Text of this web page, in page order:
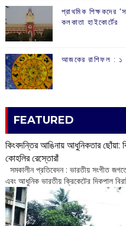
প্রাথমিক শিক্ষকদের
কলকাতা হাইকোর্টের
আজকের রাশিফল :‌
FEATURED
কিংবদন্তির আঙিনায় আধুনিকতার ছোঁয়া:
কোহলির রেস্তোরাঁ
সমকালীন প্রতিবেদন : ভারতীয় সংগীত
এবং আধুনিক ভারতীয় ক্রিকেটের দিকপাল